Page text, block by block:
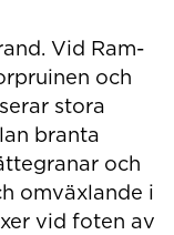
Vid Ram­
och
stora
branta
och
omväxlande i
vid foten av